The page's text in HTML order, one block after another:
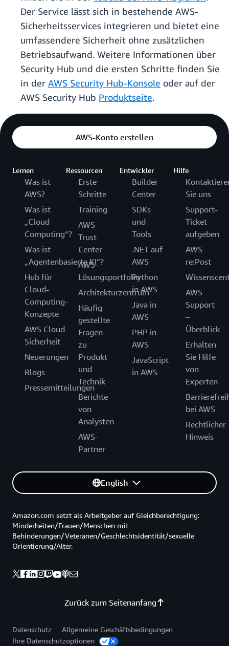
Der Service lässt sich in bestehende AWS-
Sicherheitsservices integrieren und bietet eine
umfassendere Sicherheit ohne zusätzlichen
Betriebsaufwand. Weitere Informationen über
Security Hub und die ersten Schritte finden Sie
in der AWS Security Hub-Konsole oder auf der
AWS Security Hub Produktseite.
AWS-Konto erstellen
Lernen
Was ist
AWS?
Was ist
„Cloud
Computing“?
Was ist
„Agentenbasierte KI“?
Hub für
Cloud-
Computing-
Konzepte
AWS Cloud
Sicherheit
Neuerungen
Blogs
Pressemitteilungen
Ressourcen
Erste
Schritte
Training
AWS
Trust
Center
AWS-
Lösungsportfolio
Architekturzentrum
Häufig
gestellte
Fragen
zu
Produkt
und
Technik
Berichte
von
Analysten
AWS-
Partner
Entwickler
Builder
Center
SDKs
und
Tools
.NET auf
AWS
Python
in AWS
Java in
AWS
PHP in
AWS
JavaScript
in AWS
Hilfe
Sie uns
Support-
Ticket
aufgeben
AWS
re:Post
AWS
Support
–
Überblick
Erhalten
Sie Hilfe
von
Experten
bei AWS
Rechtlicher
Hinweis
English
Zurück zum Seitenanfang
Amazon.com setzt als Arbeitgeber auf Gleichberechtigung:
Minderheiten/Frauen/Menschen mit
Behinderungen/Veteranen/Geschlechtsidentität/sexuelle
Orientierung/Alter.
Datenschutz
Allgemeine Geschäftsbedingungen
Ihre Datenschutzoptionen